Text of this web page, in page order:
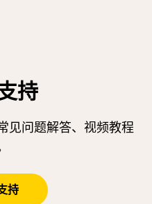
持
见问题解答、视频教程
持